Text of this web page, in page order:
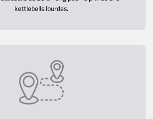
kettlebells lourdes.